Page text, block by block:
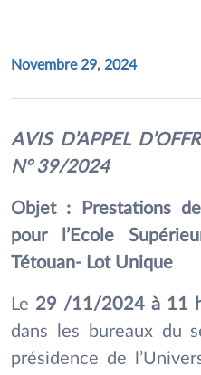
Novembre 29, 2024
AVIS D’APPEL
N° 39/2024
Objet : Prestations
pour l’Ecole
Tétouan- Lot Unique
Le 29 /11/2024 à 11
dans les bureaux du
présidence de